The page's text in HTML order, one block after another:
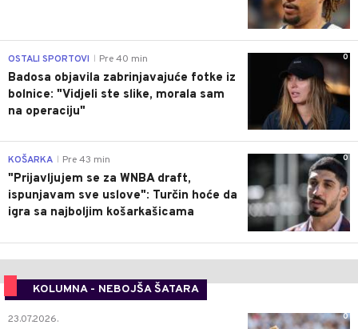
0
OSTALI SPORTOVI Pre 40 min
Badosa objavila zabrinjavajuće fotke iz
bolnice: "Vidjeli ste slike, morala sam
na operaciju"
0
KOŠARKA Pre 43 min
"Prijavljujem se za WNBA draft,
ispunjavam sve uslove": Turčin hoće da
igra sa najboljim košarkašicama
KOLUMNA - NEBOJŠA ŠATARA
0
23.07.2026.